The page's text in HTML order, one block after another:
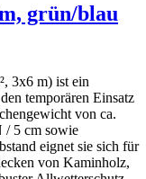
grün/blau
3x6 m) ist ein
temporären Einsatz
von ca.
/ 5 cm sowie
eignet sie sich für
von Kaminholz,